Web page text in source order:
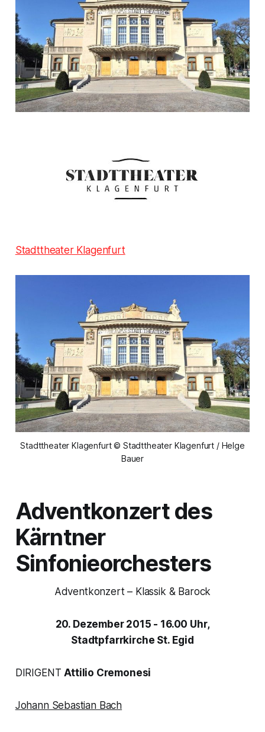
Stadttheater Klagenfurt
Stadttheater Klagenfurt © Stadttheater Klagenfurt / Helge
Bauer
Adventkonzert des
Kärntner
Sinfonieorchesters
Adventkonzert – Klassik & Barock
20. Dezember 2015 - 16.00 Uhr,
Stadtpfarrkirche St. Egid
DIRIGENTAttilio Cremonesi
Johann Sebastian Bach